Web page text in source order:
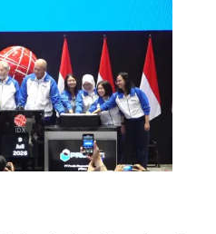
saham di BEI pada Kamis
Tira)